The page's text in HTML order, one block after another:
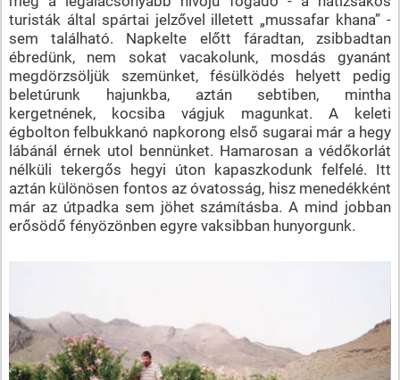
turisták által spártai jelzővel illetett „mussafar khana” -
sem található. Napkelte előtt fáradtan, zsibbadtan
ébredünk, nem sokat vacakolunk, mosdás gyanánt
megdörzsöljük szemünket, fésülködés helyett pedig
beletúrunk hajunkba, aztán sebtiben, mintha
kergetnének, kocsiba vágjuk magunkat. A keleti
égbolton felbukkanó napkorong első sugarai már a hegy
lábánál érnek utol bennünket. Hamarosan a védőkorlát
nélküli tekergős hegyi úton kapaszkodunk felfelé. Itt
aztán különösen fontos az óvatosság, hisz menedékként
már az útpadka sem jöhet számításba. A mind jobban
erősödő fényözönben egyre vaksibban hunyorgunk.